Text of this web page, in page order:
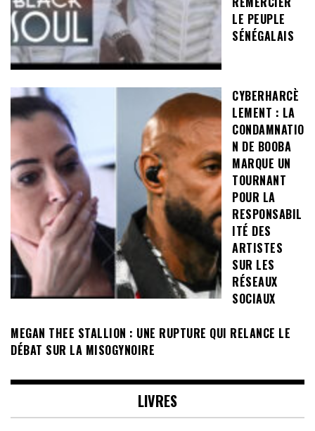
LE PEUPLE
SÉNÉGALAIS
CYBERHARCÈ
LEMENT : LA
CONDAMNATIO
N DE BOOBA
MARQUE UN
TOURNANT
POUR LA
RESPONSABIL
ITÉ DES
ARTISTES
SUR LES
RÉSEAUX
SOCIAUX
MEGAN THEE STALLION : UNE RUPTURE QUI RELANCE LE
DÉBAT SUR LA MISOGYNOIRE
LIVRES